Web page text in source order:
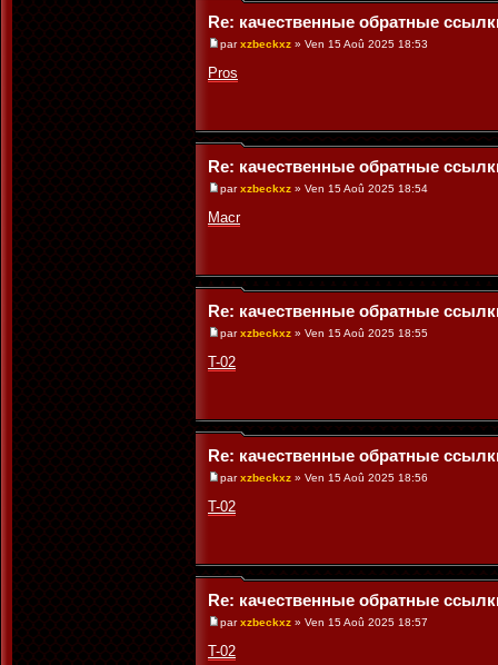
Re: качественные обратные
parxzbeckxz » Ven 15 Aoû 2025 18:53
Pros
Re: качественные обратные
parxzbeckxz » Ven 15 Aoû 2025 18:54
Macr
Re: качественные обратные
parxzbeckxz » Ven 15 Aoû 2025 18:55
T-02
Re: качественные обратные
parxzbeckxz » Ven 15 Aoû 2025 18:56
T-02
Re: качественные обратные
parxzbeckxz » Ven 15 Aoû 2025 18:57
T-02